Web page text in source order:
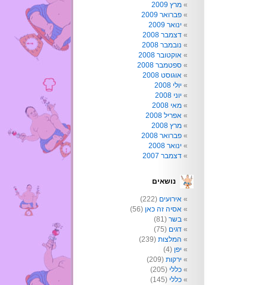
מרץ 2009
פברואר 2009
ינואר 2009
דצמבר 2008
נובמבר 2008
אוקטובר 2008
ספטמבר 2008
אוגוסט 2008
יולי 2008
יוני 2008
מאי 2008
אפריל 2008
מרץ 2008
פברואר 2008
ינואר 2008
דצמבר 2007
נושאים
אירועים (222)
אסיה זה כאן (56)
בשר (81)
דגים (75)
המלצות (239)
יפן (4)
ירקות (209)
כללי (205)
כללי (145)